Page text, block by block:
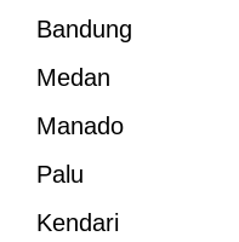
Bandung
Medan
Manado
Palu
Kendari